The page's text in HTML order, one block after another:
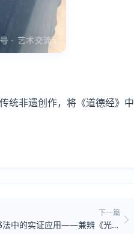
统非遗创作，将《道德经》中
下一篇
法中的实证应用——兼辨《光是